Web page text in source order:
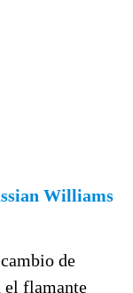
Williams
de
el flamante